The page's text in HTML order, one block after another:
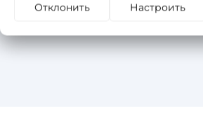
Отклонить Настроить